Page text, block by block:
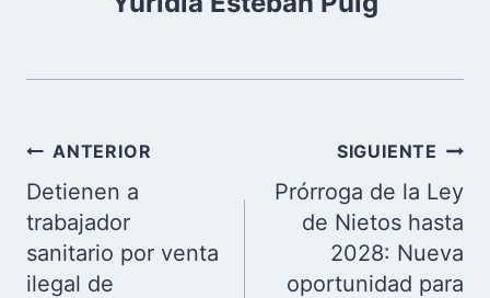
Navegación
de
entradas
ANTERIOR
Detienen a
trabajador
sanitario por venta
ilegal de
SIGUIENTE
Prórroga de la Ley
de Nietos hasta
2028: Nueva
oportunidad para